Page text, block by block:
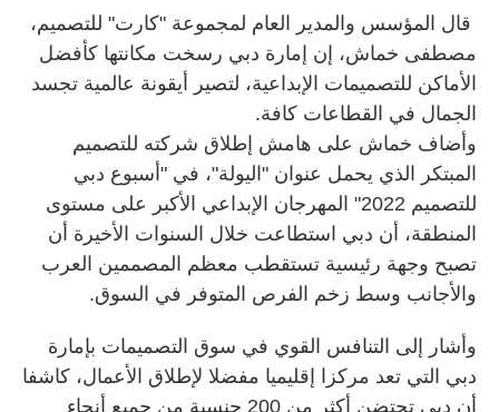
قال المؤسس والمدير العام لمجموعة "كارت" للتصميم،
مصطفى خماش، إن إمارة دبي رسخت مكانتها كأفضل
الأماكن للتصميمات الإبداعية، لتصير أيقونة عالمية تجسد
الجمال في القطاعات كافة.
وأضاف خماش على هامش إطلاق شركته للتصميم
المبتكر الذي يحمل عنوان "اليولة"، في "أسبوع دبي
للتصميم 2022" المهرجان الإبداعي الأكبر على مستوى
المنطقة، أن دبي استطاعت خلال السنوات الأخيرة أن
تصبح وجهة رئيسية تستقطب معظم المصممين العرب
والأجانب وسط زخم الفرص المتوفر في السوق.
وأشار إلى التنافس القوي في سوق التصميمات بإمارة
دبي التي تعد مركزا إقليميا مفضلا لإطلاق الأعمال، كاشفا
أن دبي تحتضن أكثر من 200 جنسية من جميع أنحاء